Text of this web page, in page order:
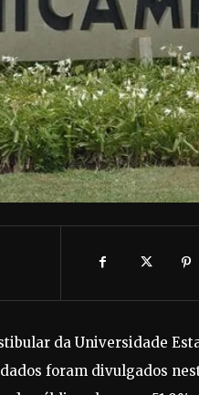
da Universidade
foram divulgados